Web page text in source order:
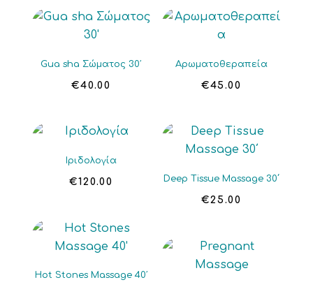
Gua sha Σώματος 30′
€40.00
Αρωματοθεραπεία
€45.00
Ιριδολογία
€120.00 Deep Tissue Massage 30΄
€25.00
Hot Stones Massage 40′